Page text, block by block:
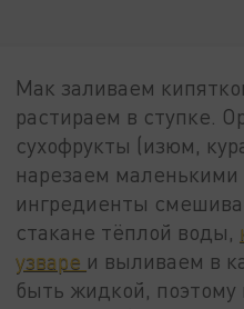
Мак заливаем
растираем в ступке.
сухофрукты (изюм,
нарезаем
ингредиенты
стакане тёплой воды,
узваре и выливаем в
быть жидкой,